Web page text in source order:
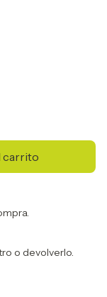
o devolverlo.